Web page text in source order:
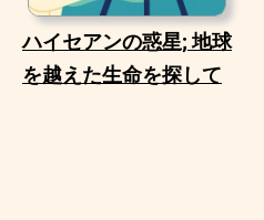
ハイセアンの惑星; 地球
を越えた生命を探して